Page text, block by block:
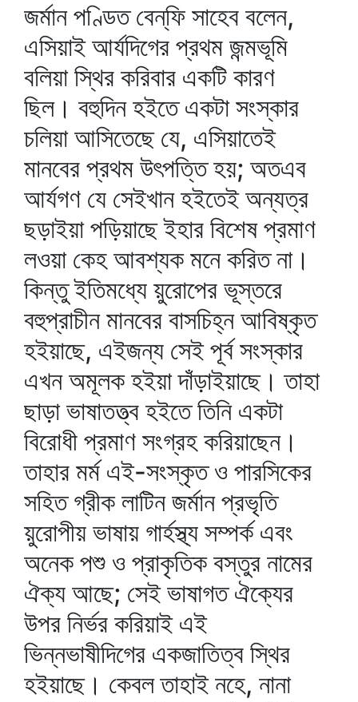
জর্মান পণ্ডিত বেন্‌ফি সাহেব বলেন,
এসিয়াই আর্যদিগের প্রথম জন্মভূমি
বলিয়া স্থির করিবার একটি কারণ
ছিল। বহুদিন হইতে একটা সংস্কার
চলিয়া আসিতেছে যে, এসিয়াতেই
মানবের প্রথম উৎপত্তি হয়; অতএব
আর্যগণ যে সেইখান হইতেই অন্যত্র
ছড়াইয়া পড়িয়াছে ইহার বিশেষ প্রমাণ
লওয়া কেহ আবশ্যক মনে করিত না।
কিন্তু ইতিমধ্যে য়ুরোপের ভূস্তরে
বহুপ্রাচীন মানবের বাসচিহ্ন আবিষ্কৃত
হইয়াছে, এইজন্য সেই পূর্ব সংস্কার
এখন অমূলক হইয়া দাঁড়াইয়াছে। তাহা
ছাড়া ভাষাতত্ত্ব হইতে তিনি একটা
বিরোধী প্রমাণ সংগ্রহ করিয়াছেন।
তাহার মর্ম এই-সংস্কৃত ও পারসিকের
সহিত গ্রীক লাটিন জর্মান প্রভৃতি
য়ুরোপীয় ভাষায় গার্হস্থ্য সম্পর্ক এবং
অনেক পশু ও প্রাকৃতিক বস্তুর নামের
ঐক্য আছে; সেই ভাষাগত ঐক্যের
উপর নির্ভর করিয়াই এই
ভিন্নভাষীদিগের একজাতিত্ব স্থির
হইয়াছে। কেবল তাহাই নহে, নানা